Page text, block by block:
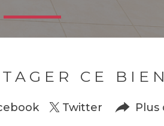
CE BIEN
Twitter Plus